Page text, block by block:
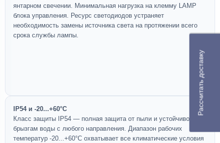
янтарном свечении. Минимальная нагрузка на клемму LAMP
блока управления. Ресурс светодиодов устраняет
необходимость замены источника света на протяжении всего
срока службы лампы.
IP54 и -20...+60°C
Класс защиты IP54 — полная защита от пыли и устойчивость к
брызгам воды с любого направления. Диапазон рабочих
температур -20...+60°C охватывает все климатические условия
Рассчитать доставку